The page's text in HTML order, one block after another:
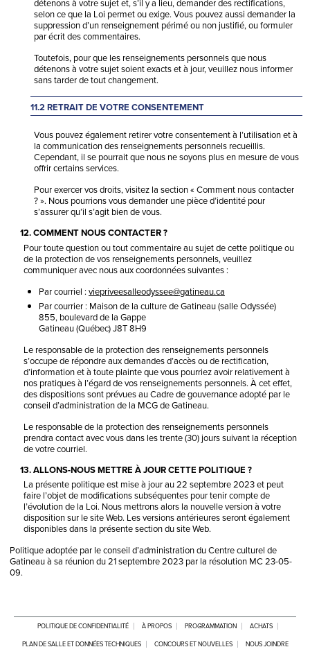
détenons à votre sujet et, s’il y a lieu, demander des rectifications,
selon ce que la Loi permet ou exige. Vous pouvez aussi demander la
suppression d’un renseignement périmé ou non justifié, ou formuler
par écrit des commentaires.
Toutefois, pour que les renseignements personnels que nous
détenons à votre sujet soient exacts et à jour, veuillez nous informer
sans tarder de tout changement.
11.2 RETRAIT DE VOTRE CONSENTEMENT
Vous pouvez également retirer votre consentement à l’utilisation et à
la communication des renseignements personnels recueillis.
Cependant, il se pourrait que nous ne soyons plus en mesure de vous
offrir certains services.
Pour exercer vos droits, visitez la section « Comment nous contacter
? ». Nous pourrions vous demander une pièce d’identité pour
s’assurer qu’il s’agit bien de vous.
12. COMMENT NOUS CONTACTER ?
Pour toute question ou tout commentaire au sujet de cette politique ou
de la protection de vos renseignements personnels, veuillez
communiquer avec nous aux coordonnées suivantes :
Par courriel : viepriveesalleodyssee@gatineau.ca
Par courrier : Maison de la culture de Gatineau (salle Odyssée)
855, boulevard de la Gappe
Gatineau (Québec) J8T 8H9
Le responsable de la protection des renseignements personnels
s’occupe de répondre aux demandes d’accès ou de rectification,
d’information et à toute plainte que vous pourriez avoir relativement à
nos pratiques à l’égard de vos renseignements personnels. À cet effet,
des dispositions sont prévues au Cadre de gouvernance adopté par le
conseil d’administration de la MCG de Gatineau.
Le responsable de la protection des renseignements personnels
prendra contact avec vous dans les trente (30) jours suivant la réception
de votre courriel.
13. ALLONS-NOUS METTRE À JOUR CETTE POLITIQUE ?
La présente politique est mise à jour au 22 septembre 2023 et peut
faire l’objet de modifications subséquentes pour tenir compte de
l’évolution de la Loi. Nous mettrons alors la nouvelle version à votre
disposition sur le site Web. Les versions antérieures seront également
disponibles dans la présente section du site Web.
Politique adoptée par le conseil d’administration du Centre culturel de
Gatineau à sa réunion du 21 septembre 2023 par la résolution MC 23-05-
09.
POLITIQUE DE CONFIDENTIALITÉ À PROPOS PROGRAMMATION
ACHATS
PLAN DE SALLE ET DONNÉES TECHNIQUES
CONCOURS ET NOUVELLES NOUS JOINDRE